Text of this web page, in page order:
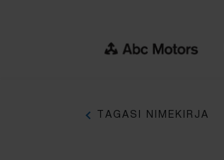
TAGASI NIMEKIRJA